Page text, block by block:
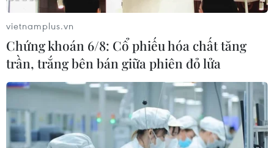
Việt Nam tiếp tục phá kỷ lục về thành tích
vietnamplus.vn
Chứng khoán 6/8: Cổ phiếu hóa chất tăng
trần, trắng bên bán giữa phiên đỏ lửa